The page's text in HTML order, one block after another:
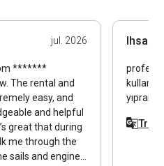
jul. 2026
*******
The rental and
easy, and
and helpful
me through the
sails and engine,
Ihsan